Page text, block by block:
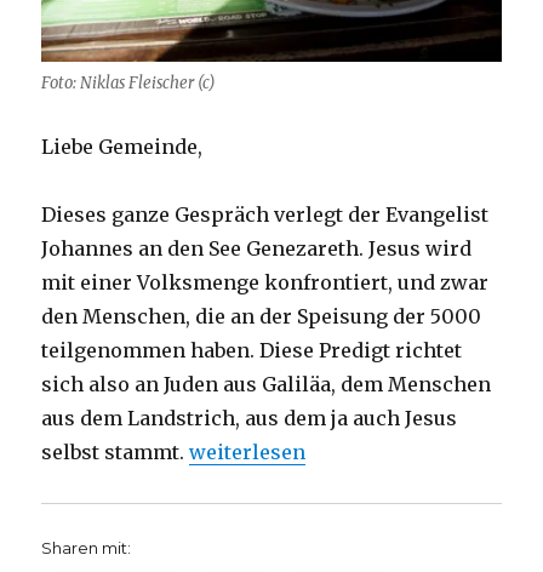
Foto: Niklas Fleischer (c)
Liebe Gemeinde,
Dieses ganze Gespräch verlegt der Evangelist
Johannes an den See Genezareth. Jesus wird
mit einer Volksmenge konfrontiert, und zwar
den Menschen, die an der Speisung der 5000
teilgenommen haben. Diese Predigt richtet
sich also an Juden aus Galiläa, dem Menschen
aus dem Landstrich, aus dem ja auch Jesus
selbst stammt.„Predigt über Johannes 6,
weiterlesen
Sharen mit: